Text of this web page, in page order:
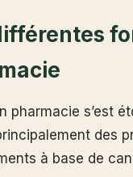
pharmacie s’est
des
à base de